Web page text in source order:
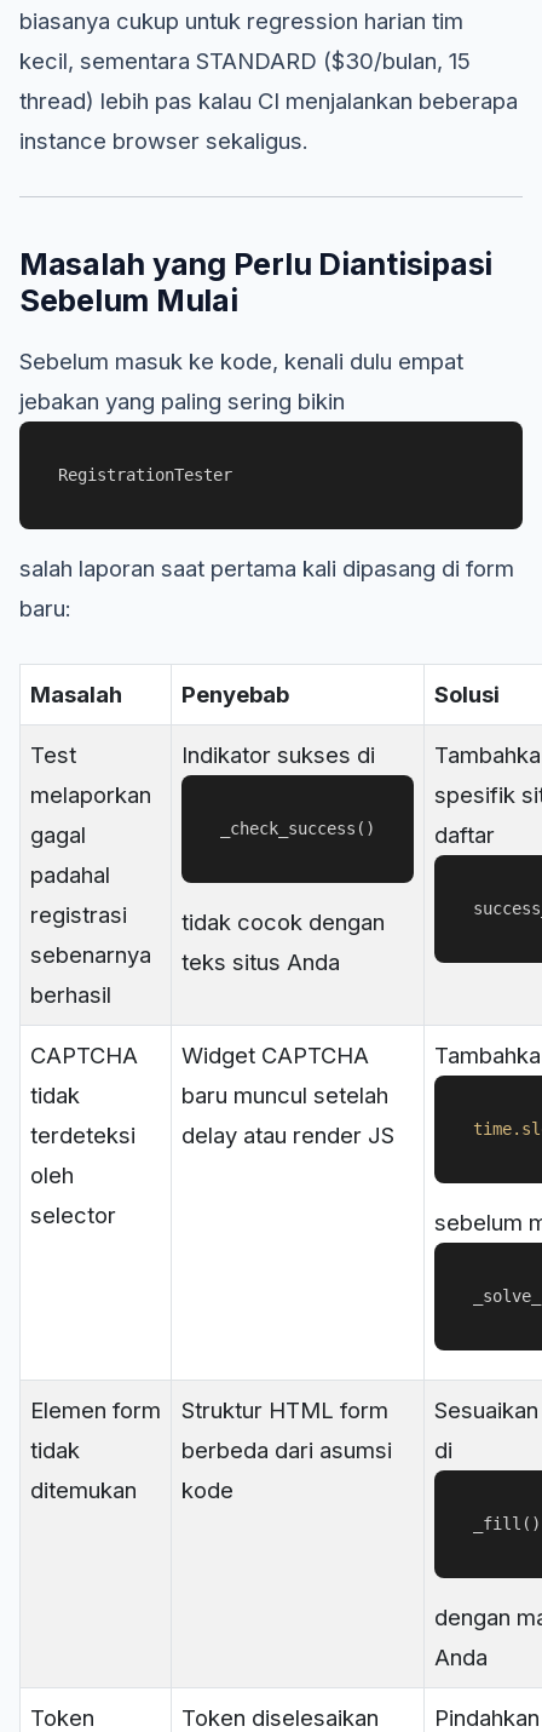
biasanya cukup untuk regression harian tim
kecil, sementara STANDARD ($30/bulan, 15
thread) lebih pas kalau CI menjalankan beberapa
instance browser sekaligus.
Masalah yang Perlu Diantisipasi
Sebelum Mulai
Sebelum masuk ke kode, kenali dulu empat
jebakan yang paling sering bikin
RegistrationTester
salah laporan saat pertama kali dipasang di form
baru:
Masalah Penyebab Solusi
Test
melaporkan
gagal
padahal
registrasi
sebenarnya
berhasil
Indikator sukses di
_check_success()
tidak cocok dengan
teks situs Anda
spesifik
daftar
CAPTCHA
tidak
terdeteksi
oleh
selector
Widget CAPTCHA
baru muncul setelah
delay atau render JS
time
sebelum
Elemen form
tidak
ditemukan
Struktur HTML form
berbeda dari asumsi
kode
di
_fill()
dengan
Anda
Token
Token diselesaikan
Pindahkan